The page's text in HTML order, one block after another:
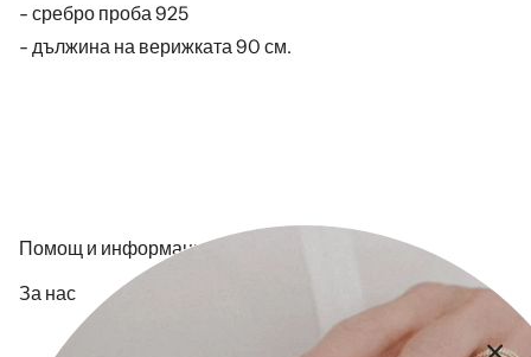
- сребро проба 925
- дължина на верижката 90 см.
Помощ и информация
За нас
Контакт